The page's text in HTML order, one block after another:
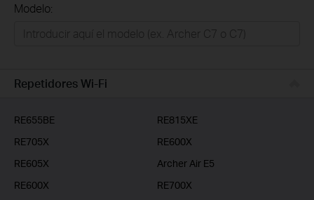
Empresas
Modelo:
Repetidores Wi-Fi
RE655BE
RE815XE
RE705X
RE600X
RE605X
Archer Air E5
RE600X
RE700X